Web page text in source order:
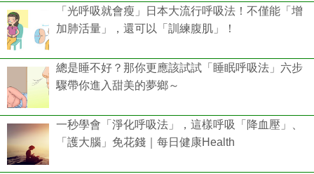
「光呼吸就會瘦」日本大流行呼吸法！不僅能「增
加肺活量」，還可以「訓練腹肌」！
總是睡不好？那你更應該試試「睡眠呼吸法」六步
驟帶你進入甜美的夢鄉～
一秒學會「淨化呼吸法」，這樣呼吸「降血壓」、
「護大腦」免花錢｜每日健康Health